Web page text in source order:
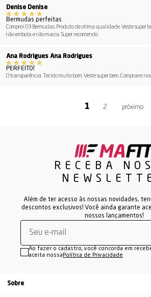
Denise Denise
Bermudas perfeitas
Comprei 03 Bermudas. Produto de otima qualidade. Veste super
não embola e não marca. Super recomendo
Ana Rodrigues Ana Rodrigues
PERFEITO!
0 transparência. Tecido muito bom. Veste super bem. Comprarei
2
RECEBA
Além de ter acesso às nossas novidades,
descontos exclusivos! Você ainda garante
nossos lançamentos!
Ao fazer o cadastro, você concorda em
aceita nossa Política de Privacidade
Sobre